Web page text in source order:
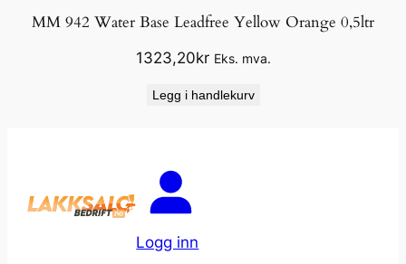
MM 942 Water Base Leadfree Yellow Orange 0,5ltr
1323,20kr Eks. mva.
Legg i handlekurv
Logg inn